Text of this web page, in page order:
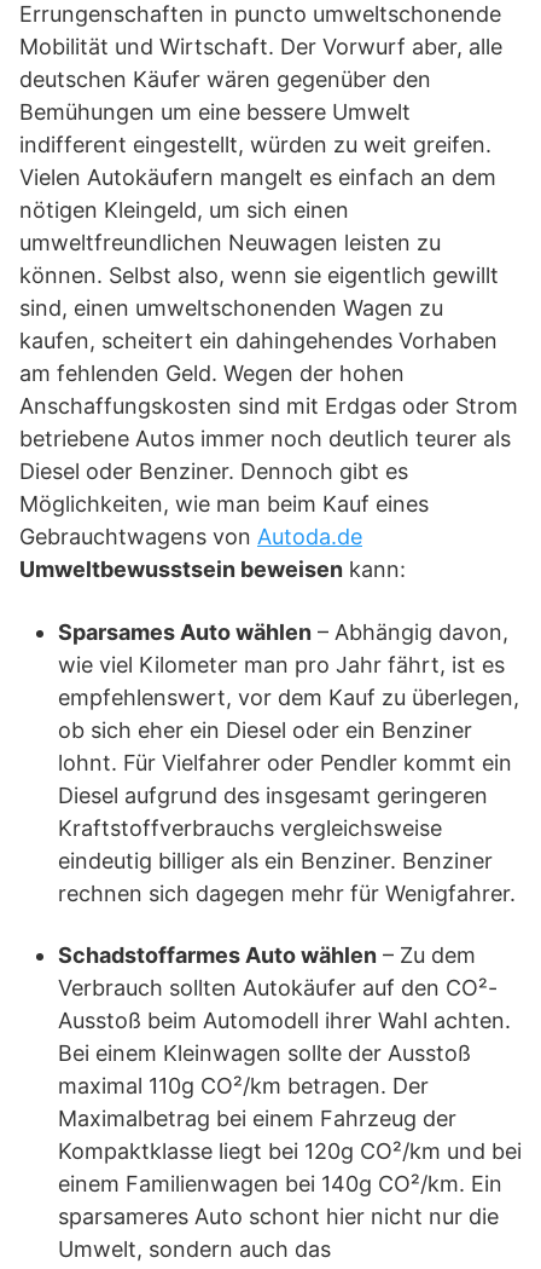
Errungenschaften in puncto umweltschonende
Mobilität und Wirtschaft. Der Vorwurf aber, alle
deutschen Käufer wären gegenüber den
Bemühungen um eine bessere Umwelt
indifferent eingestellt, würden zu weit greifen.
Vielen Autokäufern mangelt es einfach an dem
nötigen Kleingeld, um sich einen
umweltfreundlichen Neuwagen leisten zu
können. Selbst also, wenn sie eigentlich gewillt
sind, einen umweltschonenden Wagen zu
kaufen, scheitert ein dahingehendes Vorhaben
am fehlenden Geld. Wegen der hohen
Anschaffungskosten sind mit Erdgas oder Strom
betriebene Autos immer noch deutlich teurer als
Diesel oder Benziner. Dennoch gibt es
Möglichkeiten, wie man beim Kauf eines
Gebrauchtwagens von Autoda.de
Umweltbewusstsein beweisen kann:
Sparsames Auto wählen – Abhängig davon,
wie viel Kilometer man pro Jahr fährt, ist es
empfehlenswert, vor dem Kauf zu überlegen,
ob sich eher ein Diesel oder ein Benziner
lohnt. Für Vielfahrer oder Pendler kommt ein
Diesel aufgrund des insgesamt geringeren
Kraftstoffverbrauchs vergleichsweise
eindeutig billiger als ein Benziner. Benziner
rechnen sich dagegen mehr für Wenigfahrer.
Schadstoffarmes Auto wählen – Zu dem
Verbrauch sollten Autokäufer auf den CO²-
Ausstoß beim Automodell ihrer Wahl achten.
Bei einem Kleinwagen sollte der Ausstoß
maximal 110g CO²/km betragen. Der
Maximalbetrag bei einem Fahrzeug der
Kompaktklasse liegt bei 120g CO²/km und bei
einem Familienwagen bei 140g CO²/km. Ein
sparsameres Auto schont hier nicht nur die
Umwelt, sondern auch das